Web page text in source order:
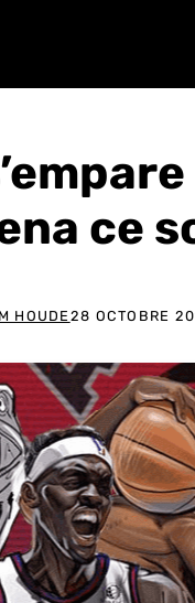
ce
HOUDE 28 OCTOBRE